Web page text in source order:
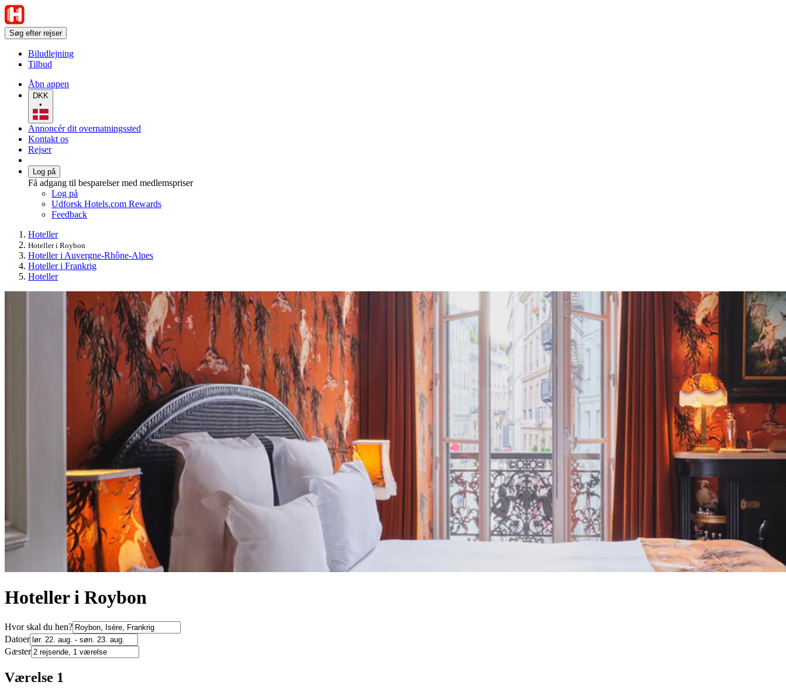
Søg efter rejser
Biludlejning
Tilbud
Åbn appen
DKK
•
Annoncér dit overnatningssted
Kontakt os
Rejser
Log på
Få adgang til besparelser med medlemspriser
Log på
Udforsk Hotels.com Rewards
Feedback
Hoteller
Hoteller i Roybon
Hoteller i Auvergne-Rhône-Alpes
Hoteller i Frankrig
Hoteller
Hoteller i Roybon
Hvor skal du hen?
Datoer
Gæster
Værelse 1